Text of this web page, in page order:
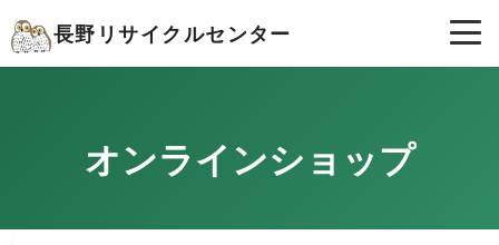
長野リサイクルセンター
オンラインショップ